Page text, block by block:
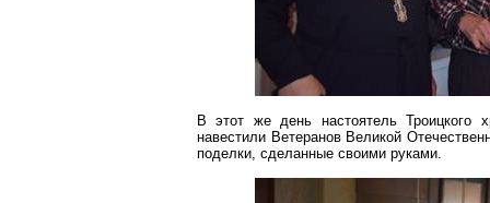
В этот же день настоятель Троицкого
навестили Ветеранов Великой
поделки, сделанные своими руками.